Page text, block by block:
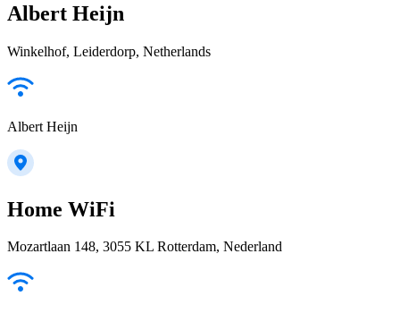
Albert Heijn
Winkelhof, Leiderdorp, Netherlands
Albert Heijn
Home WiFi
Mozartlaan 148, 3055 KL Rotterdam, Nederland